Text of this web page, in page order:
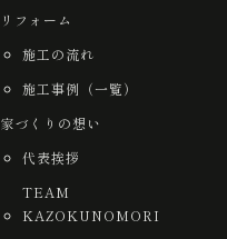
リフォーム
施工の流れ
施工事例（一覧）
家づくりの想い
代表挨拶
TEAM
KAZOKUNOMORI